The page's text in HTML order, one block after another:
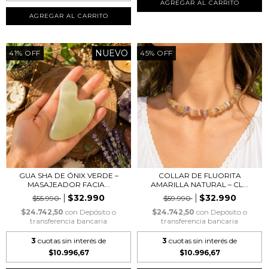
41% OFF NUEVO
GUA SHA DE ÓNIX VERDE –
MASAJEADOR FACIA...
$55.990
$32.990
$24.742,50 con Depósito o
transferencia bancaria
3 cuotas sin interés de
$10.996,67
45% OFF
COLLAR DE FLUORITA
AMARILLA NATURAL – CL...
$59.990
$32.990
$24.742,50 con Depósito o
transferencia bancaria
3 cuotas sin interés de
$10.996,67